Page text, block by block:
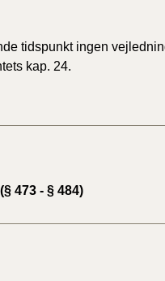
tidspunkt ingen
kap. 24.
473 - § 484)